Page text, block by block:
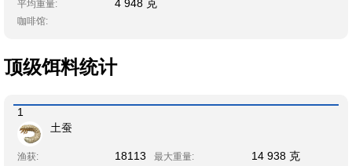
平均重量: 4 948 克
咖啡馆:
顶级饵料统计
1
土蚕
渔获: 18113 最大重量: 14 938 克